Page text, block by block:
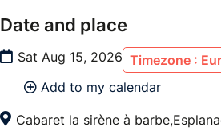
Date and place
Sat Aug 15, 2026 Timezone :
Add to my calendar
Cabaret la sirène à